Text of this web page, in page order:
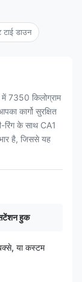
डाउन
7350 किलोग्राम
कार्गो सुरक्षित
रिंग के साथ CA1
है, जिससे यह
हुक
या कस्टम